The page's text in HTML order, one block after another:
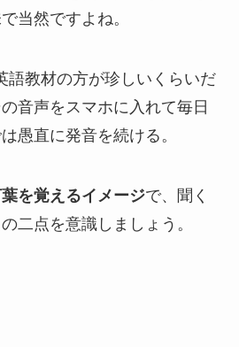
当然ですよね。
語教材の方が珍しいくらいだ
音声をスマホに入れて毎日
愚直に発音を続ける。
を覚えるイメージで、聞く
二点を意識しましょう。